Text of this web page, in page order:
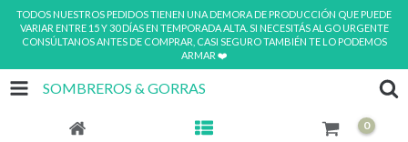
TODOS NUESTROS PEDIDOS TIENEN UNA DEMORA DE PRODUCCIÓN QUE PUEDE
VARIAR ENTRE 15 Y 30 DÍAS EN TEMPORADA ALTA. SI NECESITÁS ALGO URGENTE
CONSÚLTANOS ANTES DE COMPRAR, CASI SEGURO TAMBIÉN TE LO PODEMOS
ARMAR ❤️
SOMBREROS & GORRAS
0